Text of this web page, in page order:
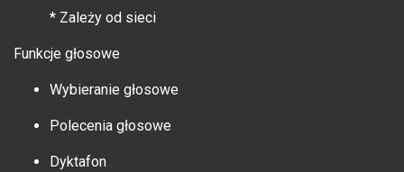
* Zależy od sieci
Funkcje głosowe
Wybieranie głosowe
Polecenia głosowe
Dyktafon